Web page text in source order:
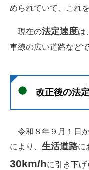
められていて、これ
現在の法定速度は
車線の広い道路など
改正後の法
令和８年９月１日
により、 生活道路に
30km/hに引き下げ